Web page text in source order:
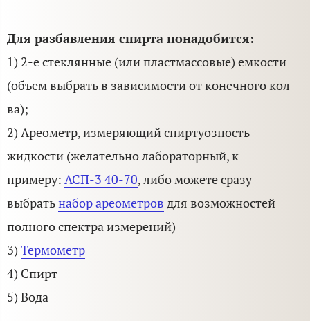
Для разбавления спирта понадобится:
1) 2-е стеклянные (или пластмассовые) емкости
(объем выбрать в зависимости от конечного кол-
ва);
2) Ареометр, измеряющий спиртуозность
жидкости (желательно лабораторный, к
примеру: АСП-3 40-70, либо можете сразу
выбратьнабор ареометров для возможностей
полного спектра измерений)
3) Термометр
4) Спирт
5) Вода